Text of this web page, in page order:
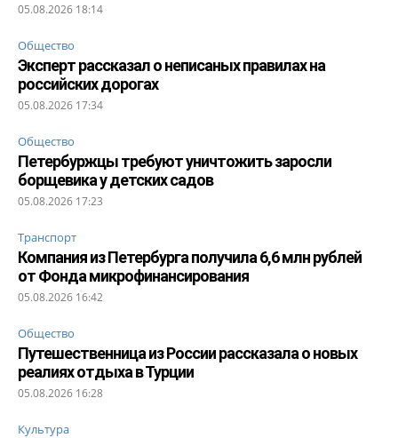
05.08.2026 18:14
Общество
Эксперт рассказал о неписаных правилах на
российских дорогах
05.08.2026 17:34
Общество
Петербуржцы требуют уничтожить заросли
борщевика у детских садов
05.08.2026 17:23
Транспорт
Компания из Петербурга получила 6,6 млн рублей
от Фонда микрофинансирования
05.08.2026 16:42
Общество
Путешественница из России рассказала о новых
реалиях отдыха в Турции
05.08.2026 16:28
Культура